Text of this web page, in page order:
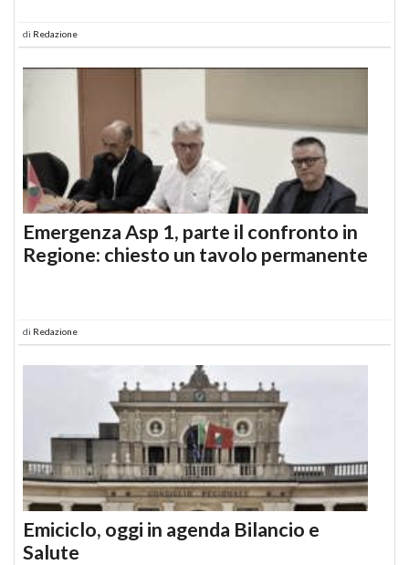
di Redazione
Emergenza Asp 1, parte il confronto in
Regione: chiesto un tavolo permanente
di Redazione
Emiciclo, oggi in agenda Bilancio e
Salute